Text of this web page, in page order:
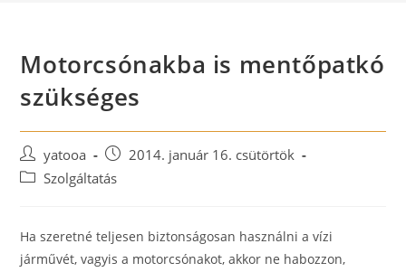
Motorcsónakba is mentőpatkó
szükséges
Post
author:
yatooa
Post
published:
2014. január 16. csütörtök
PostSzolgáltatás
Ha szeretné teljesen biztonságosan használni a vízi
járművét, vagyis a motorcsónakot, akkor ne habozzon,